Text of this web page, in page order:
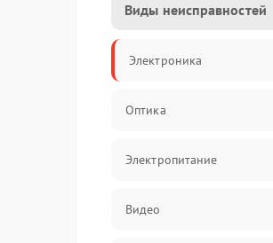
Виды неисправностей
Электроника
Оптика
Электропитание
Видео